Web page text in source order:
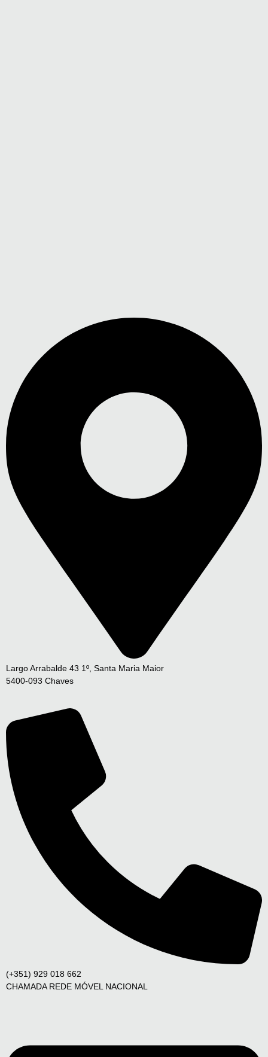
Largo Arrabalde 43 1º, Santa Maria Maior
5400-093 Chaves
(+351) 929 018 662
CHAMADA REDE MÓVEL NACIONAL